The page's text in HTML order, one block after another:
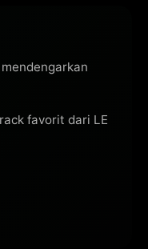
favorit dari LE